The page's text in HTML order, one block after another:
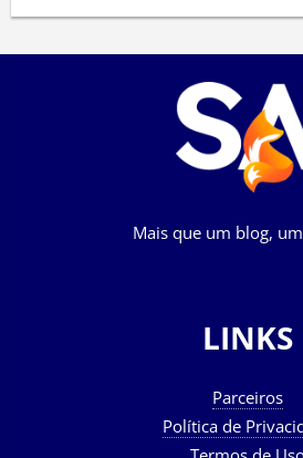
Mais que um blog,
LINKS
Parceiros
Política de